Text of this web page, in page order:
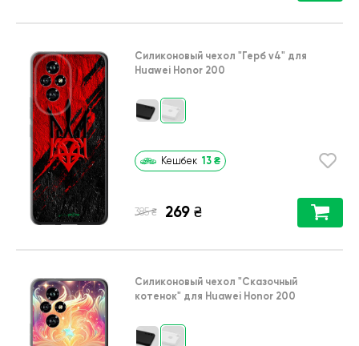
Силиконовый чехол "Герб v4" для
Huawei Honor 200
Кешбек 13 ₴
385 ₴ 269 ₴
Силиконовый чехол "Сказочный
котенок" для Huawei Honor 200